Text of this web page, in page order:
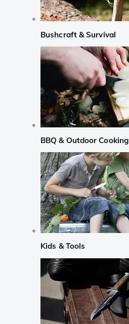
Bushcraft & Survival
BBQ & Outdoor Cooking
Kids & Tools